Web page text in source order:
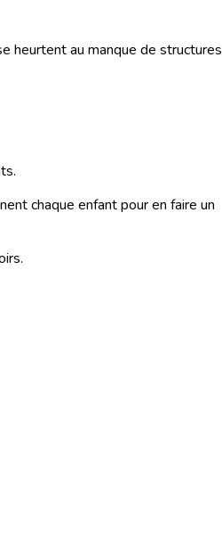
heurtent au manque de structures
chaque enfant pour en faire un